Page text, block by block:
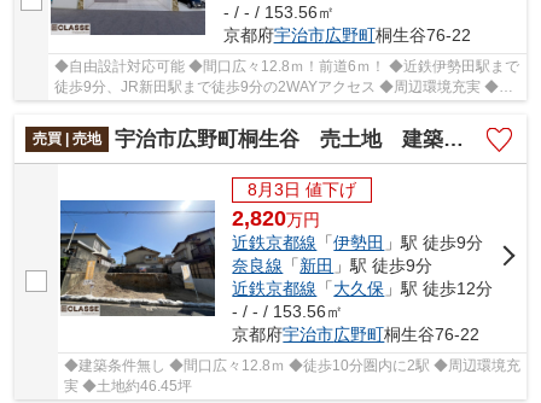
- / - / 153.56㎡
京都府宇治市広野町桐生谷76-22
◆自由設計対応可能 ◆間口広々12.8ｍ！前道6ｍ！ ◆近鉄伊勢田駅まで
徒歩9分、JR新田駅まで徒歩9分の2WAYアクセス ◆周辺環境充実 ◆土
地約46.45坪
売買 | 売地
宇治市広野町桐生谷 売土地 建築条件無し
8月3日 値下げ
2,820万円
近鉄京都線 「伊勢田 」駅 徒歩9分
奈良線 「新田 」駅 徒歩9分
近鉄京都線 「大久保 」駅 徒歩12分
- / - / 153.56㎡
京都府宇治市広野町桐生谷76-22
◆建築条件無し ◆間口広々12.8ｍ ◆徒歩10分圏内に2駅 ◆周辺環境充
実 ◆土地約46.45坪